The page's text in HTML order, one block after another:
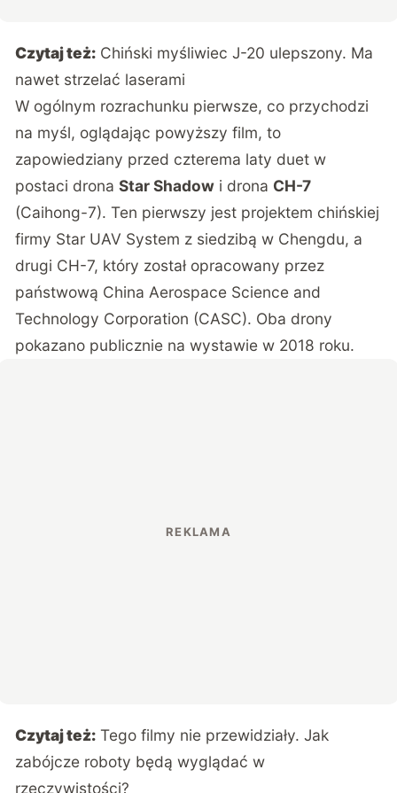
Czytaj też: Chiński myśliwiec J-20 ulepszony. Ma
nawet strzelać laserami
W ogólnym rozrachunku pierwsze, co przychodzi
na myśl, oglądając powyższy film, to
zapowiedziany przed czterema laty duet w
postaci dronaStar Shadow i drona CH-7
(Caihong-7). Ten pierwszy jest projektem chińskiej
firmy Star UAV System z siedzibą w Chengdu, a
drugi CH-7, który został opracowany przez
państwową China Aerospace Science and
Technology Corporation (CASC). Oba drony
pokazano publicznie na wystawie w 2018 roku.
Czytaj też: Tego filmy nie przewidziały. Jak
zabójcze roboty będą wyglądać w
rzeczywistości?